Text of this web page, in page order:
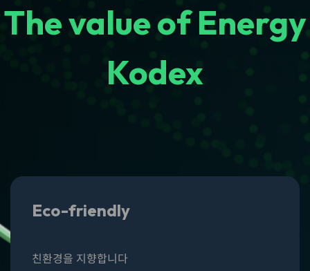
The value of Energy
Kodex
Eco-friendly
친환경을 지향합니다